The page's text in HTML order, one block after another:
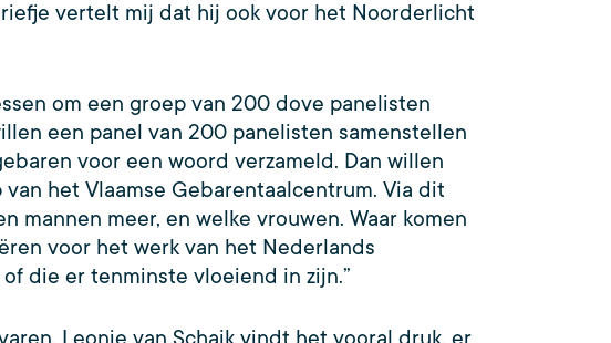
vertelt mij dat hij ook voor het Noorderlicht
om een groep van 200 dove panelisten
een panel van 200 panelisten samenstellen
voor een woord verzameld. Dan willen
het Vlaamse Gebarentaalcentrum. Via dit
mannen meer, en welke vrouwen. Waar komen
voor het werk van het Nederlands
die er tenminste vloeiend in zijn.”